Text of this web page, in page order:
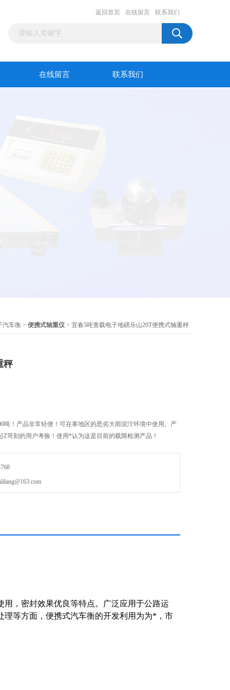
返回首页 在线留言 联系我们
在线留言 联系我们
汽车衡 > 便携式轴重仪 > 宜春5吨查载电子地磅乐山20T便携式轴重秤
秤
吨！产品非常轻便！可在寒地区的恶劣大雨泥泞环境中使用。产
Z苛刻的用户考验！使用*认为这是目前的载限检测产品！
，密封效果优良等特点。广泛应用于公路运
等方面，便携式汽车衡的开发利用为为*，市